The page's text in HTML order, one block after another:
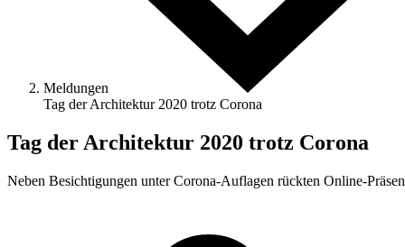
Meldungen
Tag der Architektur 2020 trotz Corona
Tag der Architektur 2020 trotz Corona
Neben Besichtigungen unter Corona-Auflagen rückten Online-